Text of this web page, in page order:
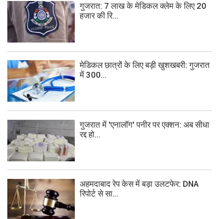
गुजरात: 7 लाख के मेडिकल क्लेम के लिए 20
हजार की रि...
मेडिकल छात्रों के लिए बड़ी खुशखबरी: गुजरात
में 300...
गुजरात में 'एनालॉग' पनीर पर एक्शन: अब सीधा
रद्द हो...
अहमदाबाद रेप केस में बड़ा उलटफेर: DNA
रिपोर्ट से सा...